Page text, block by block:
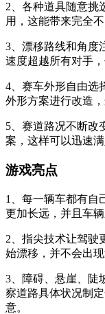
2、各种道具随意挑
用，这能带来完全
3、漂移路线和角度
速度超越所有对手
4、赛车外形自由选
外形方案进行改造
5、赛道路况不断改
案，这样可以迅速
游戏亮点
1、每一辆车都有自
更加长远，并且车
2、指尖技术让驾驶
始漂移，并不会出
3、障碍、悬崖、陡
察道路具体状况制
意。